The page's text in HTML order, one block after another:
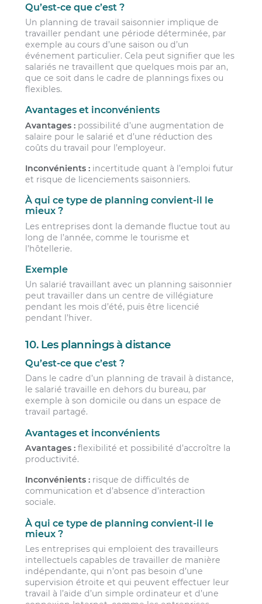
Qu’est-ce que c’est ?
Un planning de travail saisonnier implique de
travailler pendant une période déterminée, par
exemple au cours d’une saison ou d’un
événement particulier. Cela peut signifier que les
salariés ne travaillent que quelques mois par an,
que ce soit dans le cadre de plannings fixes ou
flexibles.
Avantages et inconvénients
Avantages : possibilité d’une augmentation de
salaire pour le salarié et d’une réduction des
coûts du travail pour l’employeur.
Inconvénients : incertitude quant à l’emploi futur
et risque de licenciements saisonniers.
À qui ce type de planning convient-il le
mieux ?
Les entreprises dont la demande fluctue tout au
long de l’année, comme le tourisme et
l’hôtellerie.
Exemple
Un salarié travaillant avec un planning saisonnier
peut travailler dans un centre de villégiature
pendant les mois d’été, puis être licencié
pendant l’hiver.
10. Les plannings à distance
Qu’est-ce que c’est ?
Dans le cadre d’un planning de travail à distance,
le salarié travaille en dehors du bureau, par
exemple à son domicile ou dans un espace de
travail partagé.
Avantages et inconvénients
Avantages : flexibilité et possibilité d’accroître la
productivité.
Inconvénients : risque de difficultés de
communication et d’absence d’interaction
sociale.
À qui ce type de planning convient-il le
mieux ?
Les entreprises qui emploient des travailleurs
intellectuels capables de travailler de manière
indépendante, qui n’ont pas besoin d’une
supervision étroite et qui peuvent effectuer leur
travail à l’aide d’un simple ordinateur et d’une